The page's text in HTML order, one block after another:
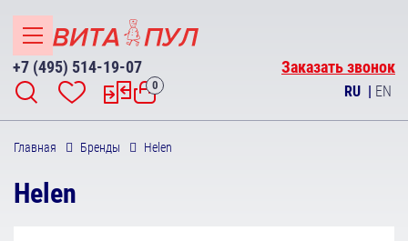
+7 (495) 514-19-07 Заказать звонок
0 RU | EN
Главная Бренды Helen
Helen